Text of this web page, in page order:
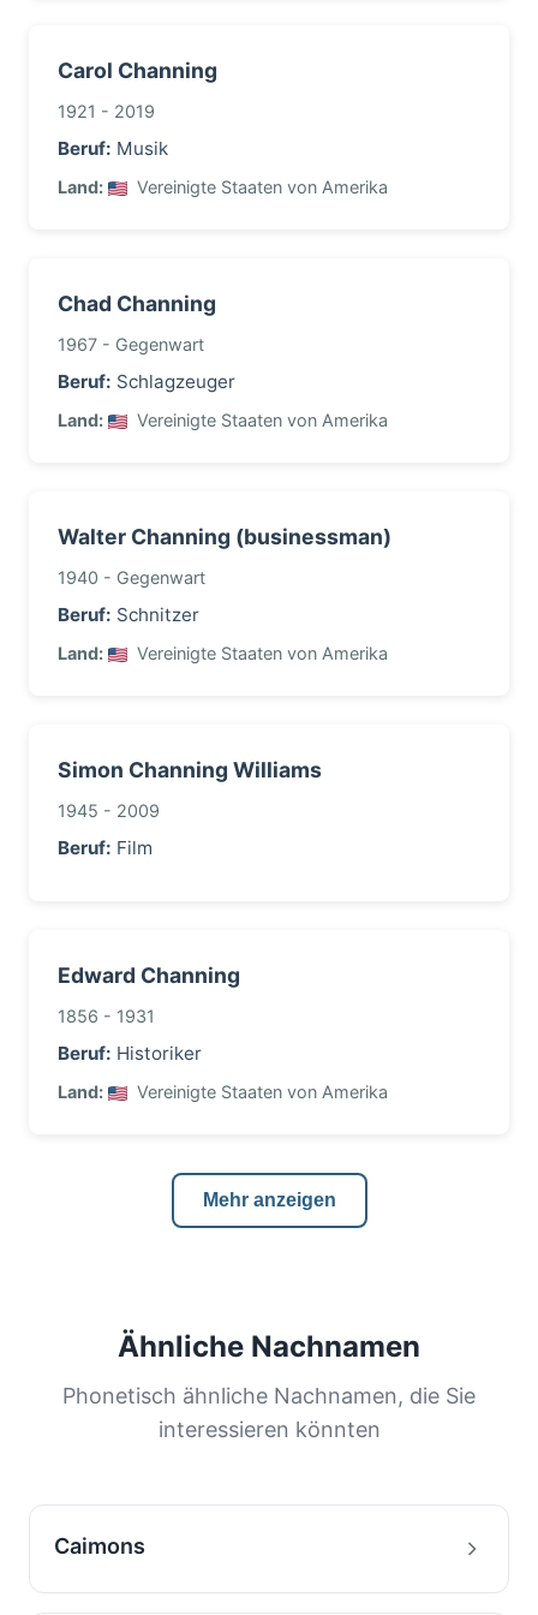
Carol Channing
1921 - 2019
Beruf: Musik
Land: Vereinigte Staaten von Amerika
Chad Channing
1967 - Gegenwart
Beruf: Schlagzeuger
Land: Vereinigte Staaten von Amerika
Walter Channing (businessman)
1940 - Gegenwart
Beruf: Schnitzer
Land: Vereinigte Staaten von Amerika
Simon Channing Williams
1945 - 2009
Beruf: Film
Edward Channing
1856 - 1931
Beruf: Historiker
Land: Vereinigte Staaten von Amerika
Mehr anzeigen
Ähnliche Nachnamen
Phonetisch ähnliche Nachnamen, die Sie
interessieren könnten
Caimons